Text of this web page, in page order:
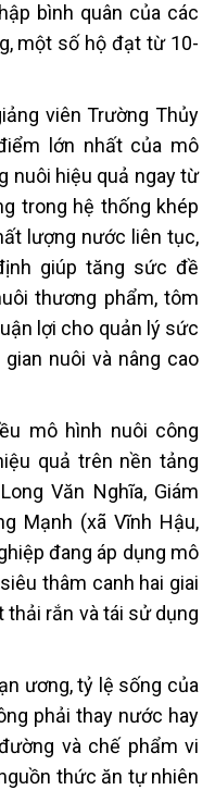
bình quân của các
một số hộ đạt từ 10-
viên Trường Thủy
lớn nhất của mô
nuôi hiệu quả ngay từ
trong hệ thống khép
lượng nước liên tục,
giúp tăng sức đề
thương phẩm, tôm
lợi cho quản lý sức
nuôi và nâng cao
mô hình nuôi công
quả trên nền tảng
Văn Nghĩa, Giám
Mạnh (xã Vĩnh Hậu,
đang áp dụng mô
thâm canh hai giai
rắn và tái sử dụng
ương, tỷ lệ sống của
phải thay nước hay
và chế phẩm vi
thức ăn tự nhiên